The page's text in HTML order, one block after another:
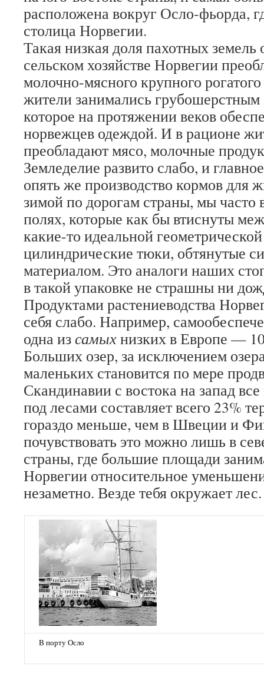
расположена вокруг Осло-фьорда,
столица Норвегии.
Такая низкая доля пахотных земель
сельском хозяйстве Норвегии
молочно-мясного крупного
жители занимались грубошерстным
которое на протяжении веков
норвежцев одеждой. И в рационе
преобладают мясо, молочные
Земледелие развито слабо, и
опять же производство кормов для
зимой по дорогам страны, мы часто
полях, которые как бы втиснуты
какие-то идеальной
цилиндрические тюки, обтянутые
материалом. Это аналоги наших
в такой упаковке не страшны ни
Продуктами растениеводства
себя слабо. Например,
одна изсамыхнизких в Европе —
Больших озер, за исключением
маленьких становится по мере
Скандинавии с востока на запад
под лесами составляет всего 23%
гораздо меньше, чем в Швеции и
почувствовать это можно лишь в
страны, где большие площади
Норвегии относительное
незаметно. Везде тебя окружает лес.
В порту Осло